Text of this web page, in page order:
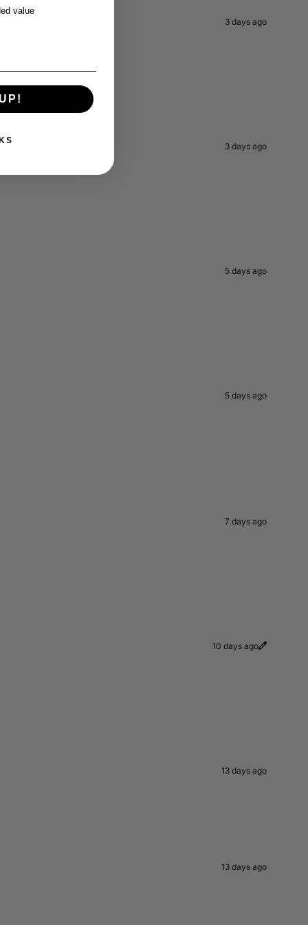
3 days ago
3 days ago
5 days ago
5 days ago
7 days ago
10 days ago
13 days ago
13 days ago
value